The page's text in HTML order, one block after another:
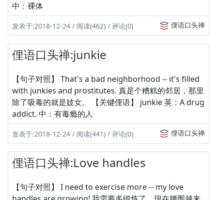
中：裸体
发表于:2018-12-24 / 阅读(462) / 评论(0) 俚语口头禅
俚语口头禅:junkie
【句子对照】 That's a bad neighborhood -- it's filled
with junkies and prostitutes. 真是个糟糕的邻居，那里
除了吸毒的就是妓女。 【关键俚语】 junkie 英：A drug
addict. 中：有毒瘾的人
发表于:2018-12-24 / 阅读(441) / 评论(0) 俚语口头禅
俚语口头禅:Love handles
【句子对照】 I need to exercise more -- my love